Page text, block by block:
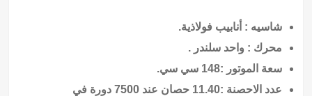
شاسيه : أنابيب فولاذية.
محرك : واحد سلندر .
سعة الموتور :148 سي سي.
عدد الاحصنة :11.40 حصان عند 7500 دورة في